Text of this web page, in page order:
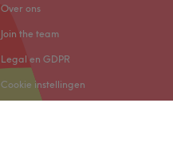
Over ons
Join the team
Legal en GDPR
Cookie instellingen